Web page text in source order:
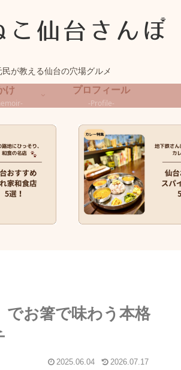
民が教える仙台の穴場グルメ
け
プロフィール
-Profile-
でお箸で味わう本格
2025.06.04 2026.07.17